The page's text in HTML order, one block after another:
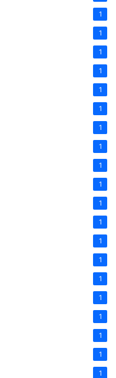
1
1
1
1
1
1
1
1
1
1
1
1
1
1
1
1
1
1
1
1